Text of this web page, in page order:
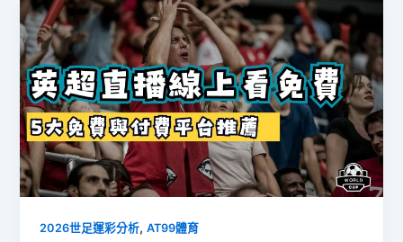
2026世足運彩分析,AT99體育